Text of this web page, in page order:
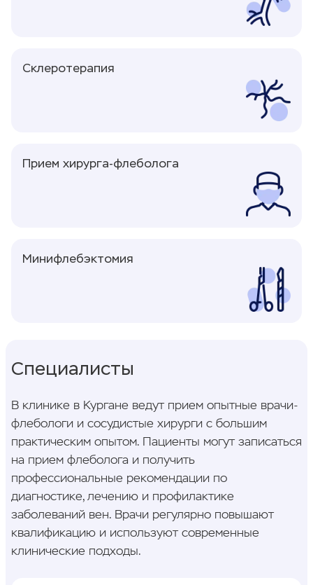
Склеротерапия
Прием хирурга-флеболога
Минифлебэктомия
Специалисты
В клинике в Кургане ведут прием опытные врачи-
флебологи и сосудистые хирурги с большим
практическим опытом. Пациенты могут записаться
на прием флеболога и получить
профессиональные рекомендации по
диагностике, лечению и профилактике
заболеваний вен. Врачи регулярно повышают
квалификацию и используют современные
клинические подходы.